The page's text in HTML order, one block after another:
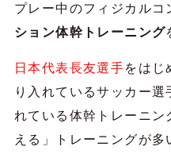
プレー中のフィジカルコ
ション体幹トレーニング
日本代表長友選手をはじ
り入れているサッカー
れている体幹トレーニ
える」トレーニングが多